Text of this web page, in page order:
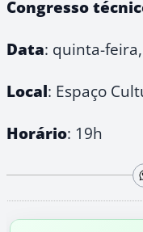
Congresso
Data: quinta-
Local: Espaço
Horário: 19h